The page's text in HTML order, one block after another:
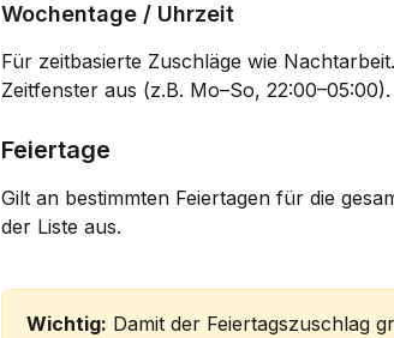
Wochentage / Uhrzeit
Für zeitbasierte Zuschläge wie
Zeitfenster aus (z.B. Mo–So, 22:00–05:00).
Feiertage
Gilt an bestimmten Feiertagen für die
der Liste aus.
Wichtig: Damit der Feiertagszuschlag